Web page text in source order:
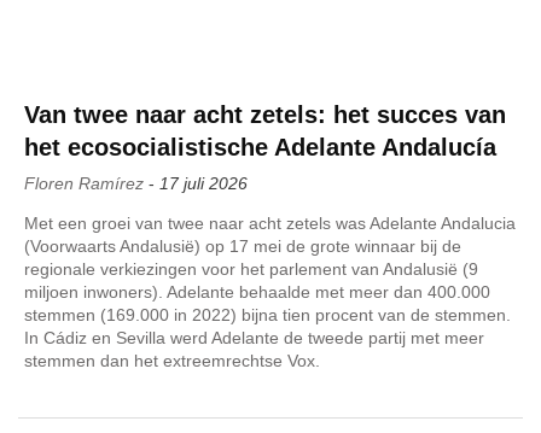
Van twee naar acht zetels: het succes van
het ecosocialistische Adelante Andalucía
Floren Ramírez - 17 juli 2026
Met een groei van twee naar acht zetels was Adelante Andalucia
(Voorwaarts Andalusië) op 17 mei de grote winnaar bij de
regionale verkiezingen voor het parlement van Andalusië (9
miljoen inwoners). Adelante behaalde met meer dan 400.000
stemmen (169.000 in 2022) bijna tien procent van de stemmen.
In Cádiz en Sevilla werd Adelante de tweede partij met meer
stemmen dan het extreemrechtse Vox.